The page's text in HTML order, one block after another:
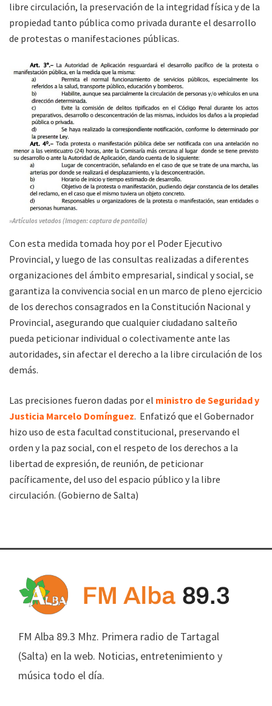
libre circulación, la preservación de la integridad física y de la
propiedad tanto pública como privada durante el desarrollo
de protestas o manifestaciones públicas.
»Artículos vetados (Imagen: captura de pantalla)
Con esta medida tomada hoy por el Poder Ejecutivo
Provincial, y luego de las consultas realizadas a diferentes
organizaciones del ámbito empresarial, sindical y social, se
garantiza la convivencia social en un marco de pleno ejercicio
de los derechos consagrados en la Constitución Nacional y
Provincial, asegurando que cualquier ciudadano salteño
pueda peticionar individual o colectivamente ante las
autoridades, sin afectar el derecho a la libre circulación de los
demás.
Las precisiones fueron dadas por el ministro de Seguridad y
Justicia Marcelo Domínguez. Enfatizó que el Gobernador
hizo uso de esta facultad constitucional, preservando el
orden y la paz social, con el respeto de los derechos a la
libertad de expresión, de reunión, de peticionar
pacíficamente, del uso del espacio público y la libre
circulación. (Gobierno de Salta)
FM Alba 89.3 Mhz. Primera radio de Tartagal
(Salta) en la web. Noticias, entretenimiento y
música todo el día.